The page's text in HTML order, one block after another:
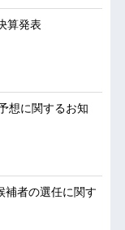
算発表
想に関するお知
補者の選任に関す